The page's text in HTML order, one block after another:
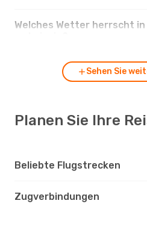
Welches Wetter herrscht in
Sehen Sie
Planen Sie Ihre
Beliebte Flugstrecken
Zugverbindungen